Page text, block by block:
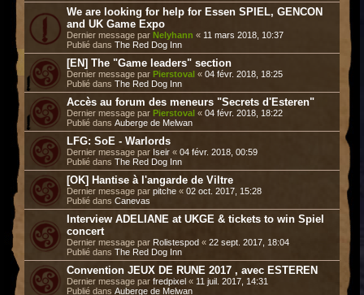
We are looking for help for Essen SPIEL, GENCON
and UK Game Expo
Dernier message par Nelyhann « 11 mars 2018, 10:37
Publié dans The Red Dog Inn
[EN] The "Game leaders" section
Dernier message par Pierstoval « 04 févr. 2018, 18:25
Publié dans The Red Dog Inn
Accès au forum des meneurs "Secrets d'Esteren"
Dernier message par Pierstoval « 04 févr. 2018, 18:22
Publié dans Auberge de Melwan
LFG: SoE - Warlords
Dernier message par Iseir « 04 févr. 2018, 00:59
Publié dans The Red Dog Inn
[OK] Hantise à l'angarde de Viltre
Dernier message par pitche « 02 oct. 2017, 15:28
Publié dans Canevas
Interview ADELIANE at UKGE & tickets to win Spiel
concert
Dernier message par Rolistespod « 22 sept. 2017, 18:04
Publié dans The Red Dog Inn
Convention JEUX DE RUNE 2017 , avec ESTEREN
Dernier message par fredpixel « 11 juil. 2017, 14:31
Publié dans Auberge de Melwan